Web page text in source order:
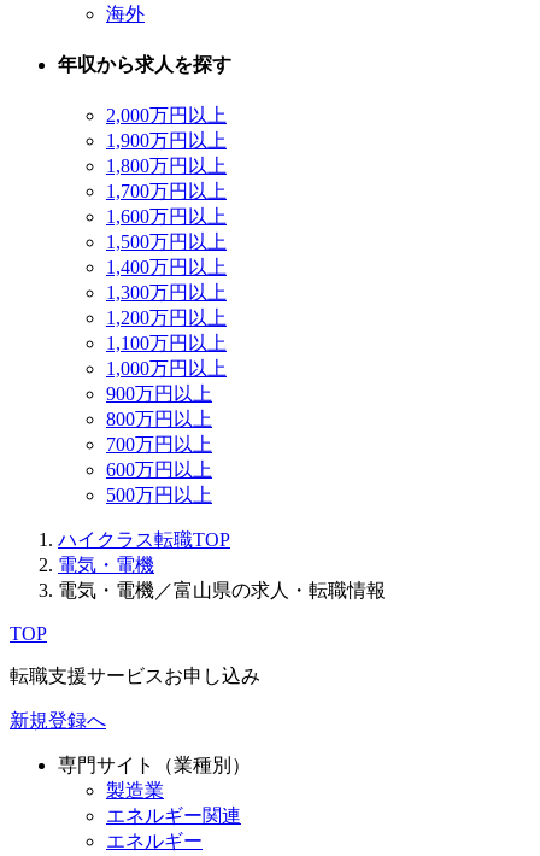
海外
年収から求人を探す
2,000万円以上
1,900万円以上
1,800万円以上
1,700万円以上
1,600万円以上
1,500万円以上
1,400万円以上
1,300万円以上
1,200万円以上
1,100万円以上
1,000万円以上
900万円以上
800万円以上
700万円以上
600万円以上
500万円以上
ハイクラス転職TOP
電気・電機
電気・電機／富山県の求人・転職情報
TOP
転職支援サービスお申し込み
新規登録へ
専門サイト（業種別）
製造業
エネルギー関連
エネルギー